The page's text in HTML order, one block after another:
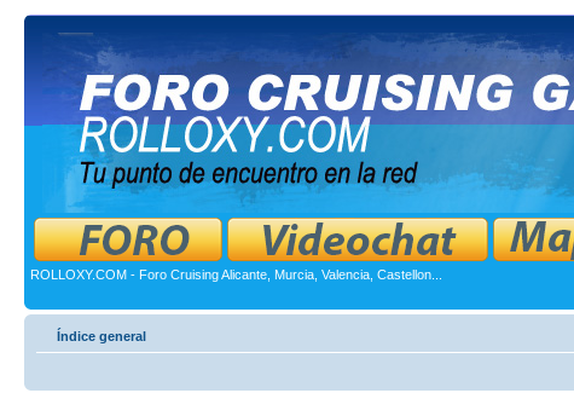
ROLLOXY.COM - Foro Cruising Alicante, Murcia, Valencia, Castellon...
Índice general